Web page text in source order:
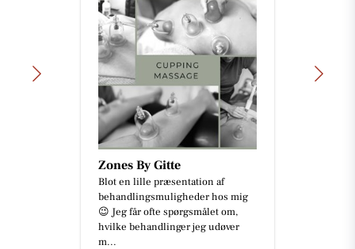
Zones By Gitte
Blot en lille præsentation af
behandlingsmuligheder hos mig
😉 Jeg får ofte spørgsmålet om,
hvilke behandlinger jeg udøver
m...